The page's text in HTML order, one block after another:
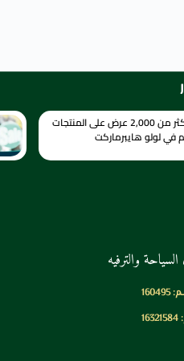
عاصفة الأسعار تجتاح المملكة: أكثر من 2,000 عرض على المنتجات
في لولو هايبرماركت
والترفيه